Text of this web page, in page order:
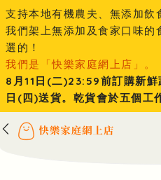
支持本地有機農夫、無添加飲
我們架上無添加及食家口味的
選的！
我們是「快樂家庭網上店」。
8月11日(二)23:59前訂購新
日(四)送貨。乾貨會於五個工